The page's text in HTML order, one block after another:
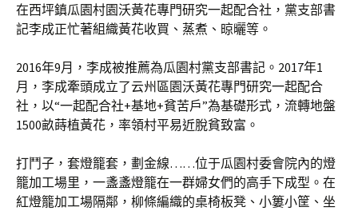
在西坪鎮瓜園村園沃黃花專門研究一起配合社，黨支部書
記李成正忙著組織黃花收買、蒸煮、晾曬等。
2016年9月，李成被推薦為瓜園村黨支部書記。2017年1
月，李成牽頭成立了云州區園沃黃花專門研究一起配合
社，以“一起配合社+基地+貧苦戶”為基礎形式，流轉地盤
1500畝蒔植黃花，率領村平易近脫貧致富。
打鬥子，套燈籠套，劃金線……位于瓜園村委會院內的燈
籠加工場里，一盞盞燈籠在一群婦女們的高手下成型。在
紅燈籠加工場隔鄰，柳條編織的桌椅板凳、小簍小筐、坐